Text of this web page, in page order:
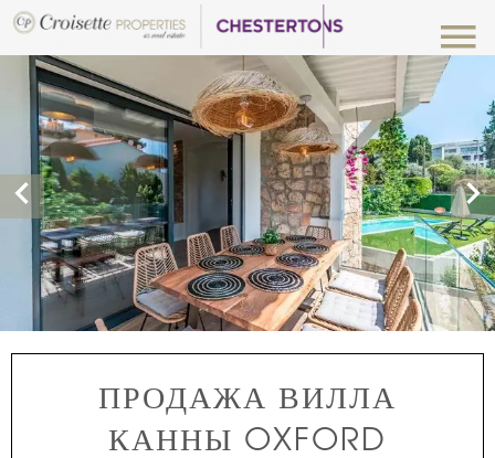
ПРОДАЖА ВИЛЛА
КАННЫ OXFORD